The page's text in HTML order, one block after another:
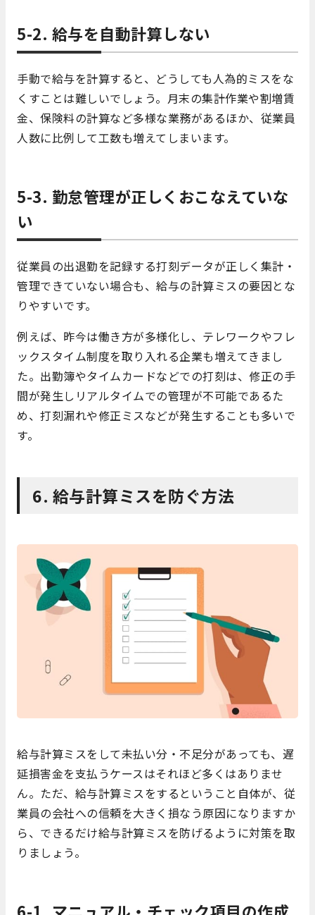
5-2. 給与を自動計算しない
手動で給与を計算すると、どうしても人為的ミスをな
くすことは難しいでしょう。月末の集計作業や割増賃
金、保険料の計算など多様な業務があるほか、従業員
人数に比例して工数も増えてしまいます。
5-3. 勤怠管理が正しくおこなえていな
い
従業員の出退勤を記録する打刻データが正しく集計・
管理できていない場合も、給与の計算ミスの要因とな
りやすいです。
例えば、昨今は働き方が多様化し、テレワークやフレ
ックスタイム制度を取り入れる企業も増えてきまし
た。出勤簿やタイムカードなどでの打刻は、修正の手
間が発生しリアルタイムでの管理が不可能であるた
め、打刻漏れや修正ミスなどが発生することも多いで
す。
6. 給与計算ミスを防ぐ方法
給与計算ミスをして未払い分・不足分があっても、遅
延損害金を支払うケースはそれほど多くはありませ
ん。ただ、給与計算ミスをするということ自体が、従
業員の会社への信頼を大きく損なう原因になりますか
ら、できるだけ給与計算ミスを防げるように対策を取
りましょう。